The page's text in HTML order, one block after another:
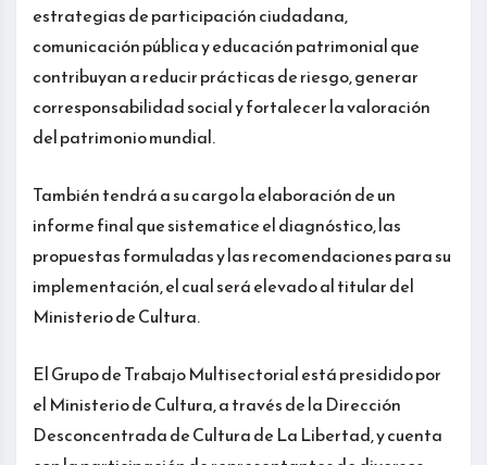
estrategias de participación ciudadana,
comunicación pública y educación patrimonial que
contribuyan a reducir prácticas de riesgo, generar
corresponsabilidad social y fortalecer la valoración
del patrimonio mundial.
También tendrá a su cargo la elaboración de un
informe final que sistematice el diagnóstico, las
propuestas formuladas y las recomendaciones para su
implementación, el cual será elevado al titular del
Ministerio de Cultura.
El Grupo de Trabajo Multisectorial está presidido por
el Ministerio de Cultura, a través de la Dirección
Desconcentrada de Cultura de La Libertad, y cuenta